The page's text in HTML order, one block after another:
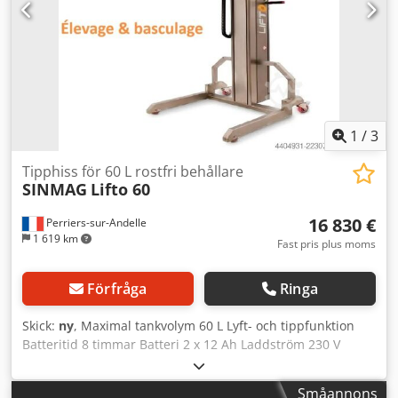
U H Ijx Akqewa Med garanti och reservdelsservice Tillval:
Serviceavtal Servicepaket Reservdelslåda Leveransservice
Instruktion & igångkörning Vi har fler lyfttippare i lager för
1 /3
Perriers-sur-Andelle
1 619 km
Tipphiss för 60 L rostfri behållare
SINMAG Lifto 60
16 830 €
Fast pris plus moms
Förfråga Ringa
Skick: ny, Maximal tankvolym 60 L Lyft- och tippfunktion
Batteritid 8 timmar Batteri 2 x 12 Ah Laddström 230 V
Styrsystem 24 V Motoreffekt 500 W + 140 W Nettovikt 115
kg Konstruktion i rostfritt stål Mobil enhet på hjul
Småannons